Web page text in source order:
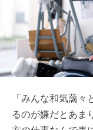
「みんな和気藹
るのが嫌だとあま